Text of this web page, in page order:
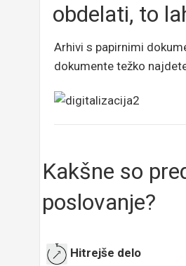
obdelati, to
Arhivi s papirnimi
dokumente težko
Kakšne so
poslovanje?
Hitrejše delo